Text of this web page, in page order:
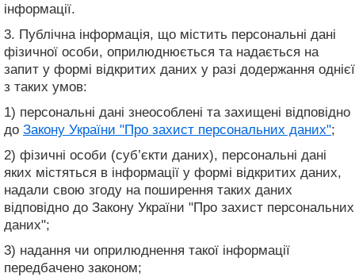
інформації.
3. Публічна інформація, що містить персональні дані
фізичної особи, оприлюднюється та надається на
запит у формі відкритих даних у разі додержання однієї
з таких умов:
1) персональні дані знеособлені та захищені відповідно
до Закону України "Про захист персональних даних";
2) фізичні особи (суб’єкти даних), персональні дані
яких містяться в інформації у формі відкритих даних,
надали свою згоду на поширення таких даних
відповідно до Закону України "Про захист персональних
даних";
3) надання чи оприлюднення такої інформації
передбачено законом;